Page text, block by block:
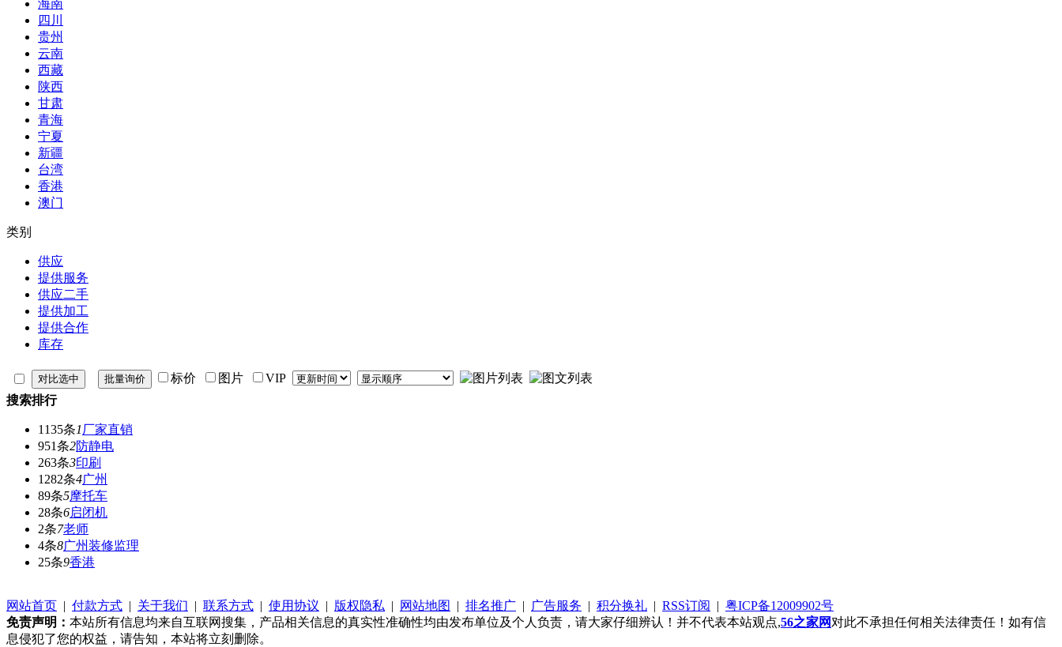
海南
四川
贵州
云南
西藏
陕西
甘肃
青海
宁夏
新疆
台湾
香港
澳门
类别
供应
提供服务
供应二手
提供加工
提供合作
库存
标价 图片
VIP
搜索排行
1135条1厂家直销
951条2防静电
263条3印刷
1282条4广州
89条5摩托车
28条6启闭机
2条7老师
4条8广州装修监理
25条9香港
网站首页 | 付款方式 | 关于我们 | 联系方式 | 使用协议 | 版权隐私 | 网站地图 | 排名推广 | 广告服务 | 积分换礼 | RSS订阅 | 粤ICP备12009902号
免责声明： 本站所有信息均来自互联网搜集，产品相关信息的真实性准确性均由发布单位及个人负责，请大家仔细辨认！并不代表本站观点,56之家网对此不承担任何相关法律责任！如有信
息侵犯了您的权益，请告知，本站将立刻删除。